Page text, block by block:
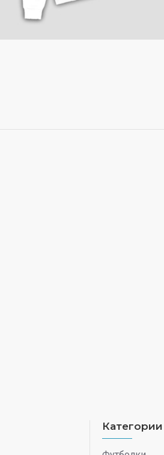
Категории